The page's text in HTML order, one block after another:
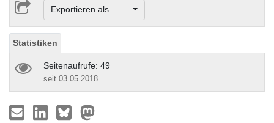
Exportieren als ...
Statistiken
Seitenaufrufe: 49
seit 03.05.2018